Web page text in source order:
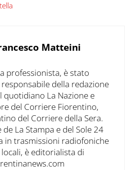
Matteini
professionista, è stato
della redazione
quotidiano La Nazione e
del Corriere Fiorentino,
del Corriere della Sera.
La Stampa e del Sole 24
in trasmissioni radiofoniche
è editorialista di